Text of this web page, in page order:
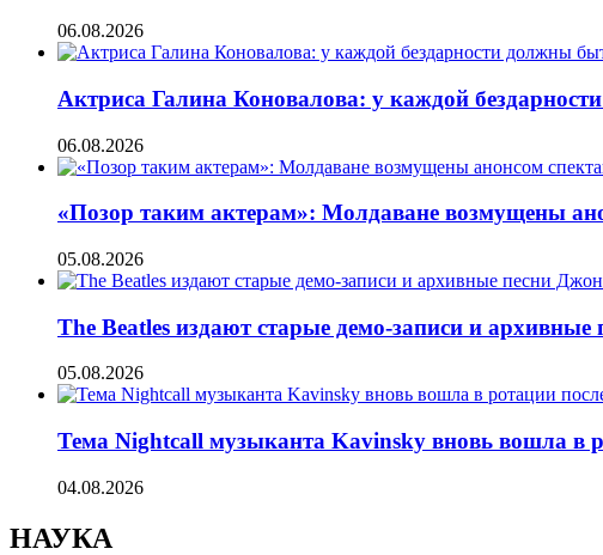
06.08.2026
Актриса Галина Коновалова: у каждой
06.08.2026
«Позор таким актерам»: Молдаване возмущены
05.08.2026
The Beatles издают старые демо-записи и
05.08.2026
Тема Nightcall музыканта Kavinsky вновь вошла в
04.08.2026
НАУКА